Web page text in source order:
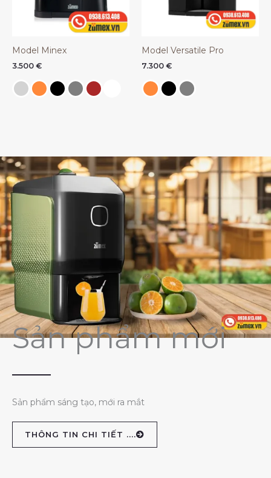
Model Minex
3.500 €
Model Versatile Pro
7.300 €
Sản phẩm mới
Sản phẩm sáng tạo, mới ra mắt
THÔNG TIN CHI TIẾT ....